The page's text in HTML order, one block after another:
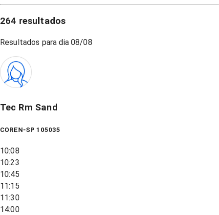
264 resultados
Resultados para dia08/08
Tec Rm Sand
COREN-SP 105035
10:08
10:23
10:45
11:15
11:30
14:00